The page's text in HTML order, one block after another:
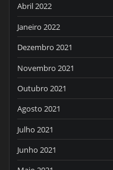
Abril 2022
Janeiro 2022
Dezembro 2021
Novembro 2021
Outubro 2021
Agosto 2021
Julho 2021
Junho 2021